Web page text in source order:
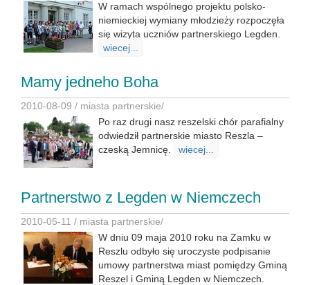
W ramach wspólnego projektu polsko-
niemieckiej wymiany młodzieży rozpoczęła
się wizyta uczniów partnerskiego Legden.
wiecej...
Mamy jedneho Boha
2010-08-09 / miasta partnerskie/
Po raz drugi nasz reszelski chór parafialny
odwiedził partnerskie miasto Reszla –
czeską Jemnicę.
wiecej...
Partnerstwo z Legden w Niemczech
2010-05-11 / miasta partnerskie/
W dniu 09 maja 2010 roku na Zamku w
Reszlu odbyło się uroczyste podpisanie
umowy partnerstwa miast pomiędzy Gminą
Reszel i Gminą Legden w Niemczech.